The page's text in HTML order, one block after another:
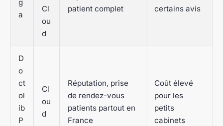
g
a
Cl
ou
d
patient complet
certains avis
D
o
ct
ol
ib
P
Cl
ou
d
Réputation, prise
de rendez-vous
patients partout en
France
Coût élevé
pour les
petits
cabinets